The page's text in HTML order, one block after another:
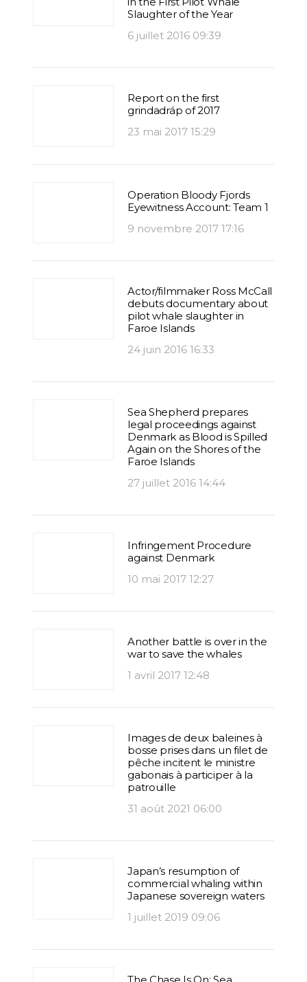
Slaughter of the Year
6 juillet 2016 09:39
Report on the first
grindadráp of 2017
23 mai 2017 15:29
Operation Bloody Fjords
Eyewitness Account: Team 1
9 novembre 2017 17:16
Actor/filmmaker Ross McCall
debuts documentary about
pilot whale slaughter in
Faroe Islands
24 juin 2016 16:33
Sea Shepherd prepares
legal proceedings against
Denmark as Blood is Spilled
Again on the Shores of the
Faroe Islands
27 juillet 2016 14:44
Infringement Procedure
against Denmark
10 mai 2017 12:27
Another battle is over in the
war to save the whales
1 avril 2017 12:48
Images de deux baleines à
bosse prises dans un filet de
pêche incitent le ministre
gabonais à participer à la
patrouille
31 août 2021 06:00
Japan’s resumption of
commercial whaling within
Japanese sovereign waters
1 juillet 2019 09:06